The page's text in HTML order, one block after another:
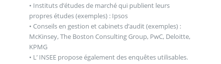
• Instituts d’études de marché qui publient leurs
propres études (exemples) : Ipsos
• Conseils en gestion et cabinets d’audit (exemples) :
McKinsey, The Boston Consulting Group, PwC, Deloitte,
KPMG
• L’ INSEE propose également des enquêtes utilisables.